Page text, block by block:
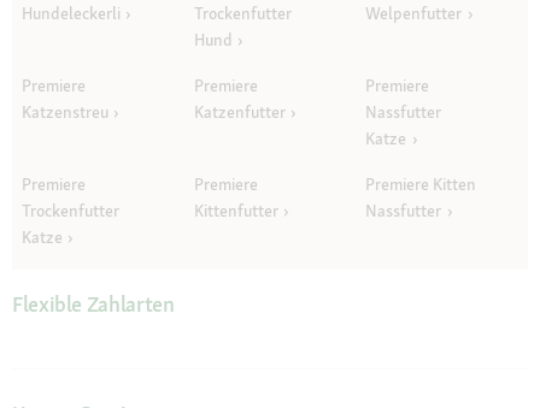
Hundeleckerli
Trockenfutter
Hund
Welpenfutter
Premiere
Katzenstreu
Premiere
Katzenfutter
Premiere
Nassfutter
Katze
Premiere
Trockenfutter
Katze
Premiere
Kittenfutter
Premiere Kitten
Nassfutter
Flexible Zahlarten